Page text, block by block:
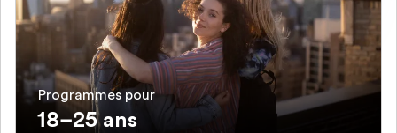
Programmes pour
18–25 ans